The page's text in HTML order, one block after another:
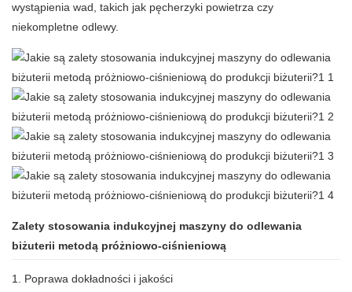
wystąpienia wad, takich jak pęcherzyki powietrza czy
niekompletne odlewy.
Zalety stosowania indukcyjnej maszyny do odlewania
biżuterii metodą próżniowo-ciśnieniową
1. Poprawa dokładności i jakości